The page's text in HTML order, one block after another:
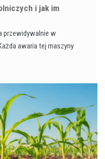
i jak im
przewidywalnie w
awaria tej maszyny